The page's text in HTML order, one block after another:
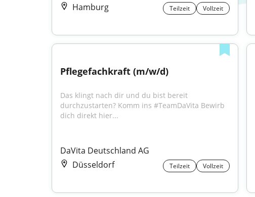
Hamburg
Teilzeit Vollzeit
Pflegefachkraft (m/w/d)
Das klingt nach dir und du bist bereit
durchzustarten? Komm ins #TeamDaVita Bewirb
dich direkt hier...
DaVita Deutschland AG
Düsseldorf
Teilzeit Vollzeit